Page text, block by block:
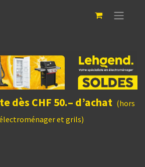
dès CHF 50.– d’achat (hors
et grils)